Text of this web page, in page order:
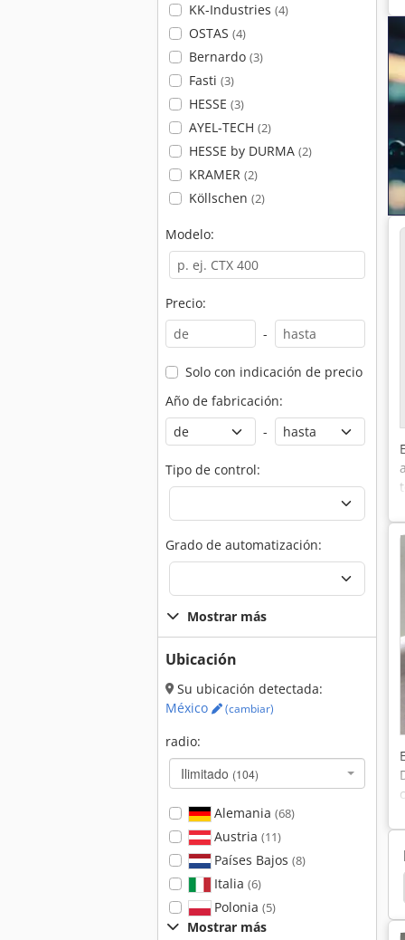
KK-Industries (4)
OSTAS (4)
Bernardo (3)
Fasti (3)
HESSE (3)
AYEL-TECH (2)
HESSE by DURMA (2)
KRAMER (2)
Köllschen (2)
Modelo:
Precio:
-
Solo con indicación de precio
Año de fabricación:
-
Tipo de control:
Grado de automatización:
Mostrar más
Ubicación
Su ubicación detectada:
México
(cambiar)
radio:
Ilimitado (104)
Alemania (68)
Austria (11)
Países Bajos (8)
Italia (6)
Polonia (5)
Mostrar más
Guillotina Cizalla De Guillotina